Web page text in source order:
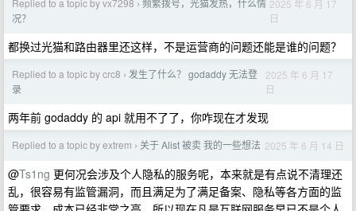
Replied to a topic by vx7298 › 频繁拨号，光猫发热，什么情
况？
2025 年 6 月 17
日
都换过光猫和路由器里还这样，不是运营商的问题还能是谁的问题？
Replied to a topic by crc8 › 发生了什么？ godaddy 无法登
录
2025 年 6 月 17
日
两年前 godaddy 的 api 就用不了了，你咋现在才发现
Replied to a topic by extrem › 关于 Alist 被卖 我的一些想法 2025 年 6 月 14 日
@Ts1ng 更何况会涉及个人隐私的服务呢，本来就是有点说不清理还
乱，很容易有监管漏洞，而且满足为了满足备案、隐私等各方面的监